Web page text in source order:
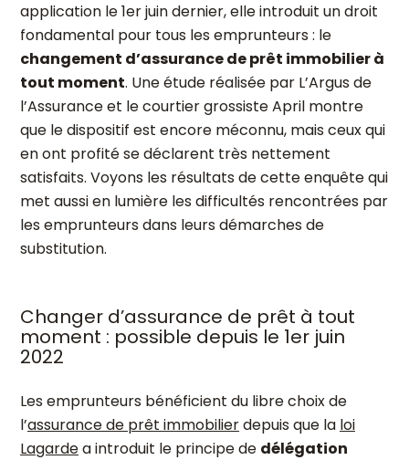
application le 1erjuin dernier, elle introduit un droit
fondamental pour tous les emprunteurs : le
changement d’assurance de prêt immobilier à
tout moment. Une étude réalisée par L’Argus de
l’Assurance et le courtier grossiste April montre
que le dispositif est encore méconnu, mais ceux qui
en ont profité se déclarent très nettement
satisfaits. Voyons les résultats de cette enquête qui
met aussi en lumière les difficultés rencontrées par
les emprunteurs dans leurs démarches de
substitution.
Changer d’assurance de prêt à tout
moment : possible depuis le 1er juin
2022
Les emprunteurs bénéficient du libre choix de
l’assurance de prêt immobilierdepuis que la loi
Lagardea introduit le principe de délégation